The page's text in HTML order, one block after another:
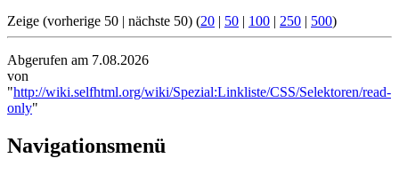
Zeige (vorherige 50 | nächste 50) (20 | 50 | 100 | 250 | 500)
Abgerufen am 7.08.2026
von
"http://wiki.selfhtml.org/wiki/Spezial:Linkliste/CSS/Selektoren/read-
only"
Navigationsmenü